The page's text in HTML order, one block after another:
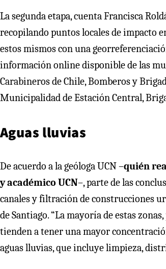
La segunda etapa, cuenta Francisca
recopilando puntos locales de impacto
estos mismos con una
información online disponible de las
Carabineros de Chile, Bomberos y
Municipalidad de Estación Central,
Aguas lluvias
De acuerdo a la geóloga UCN –quién
y académico UCN–, parte de las
canales y filtración de construcciones
de Santiago. “La mayoría de estas
tienden a tener una mayor
aguas lluvias, que incluye limpieza,